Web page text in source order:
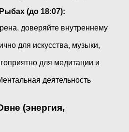
(до 18:07):
доверяйте внутреннему
для искусства, музыки,
для медитации и
деятельность
(энергия,